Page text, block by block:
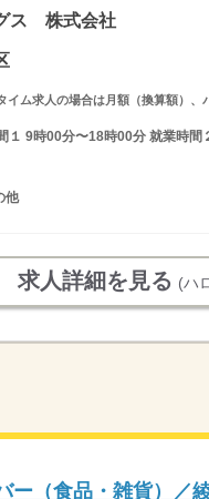
ス 株式会社
ム求人の場合は月額（換算額）、
１ 9時00分〜18時00分 就業時間
他
求人詳細を見る (ハ
（食品・雑貨）／